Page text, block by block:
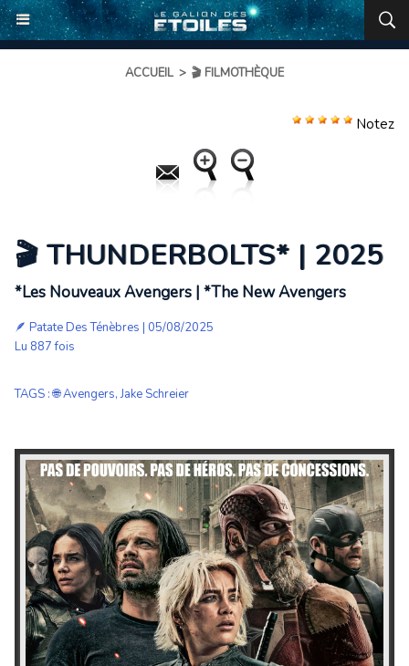
ACCUEIL > 🎬 FILMOTHÈQUE
Notez
🎬 THUNDERBOLTS* | 2025
*Les Nouveaux Avengers | *The New Avengers
🪶 Patate Des Ténèbres | 05/08/2025
Lu 887 fois
TAGS :🌐 Avengers,Jake Schreier